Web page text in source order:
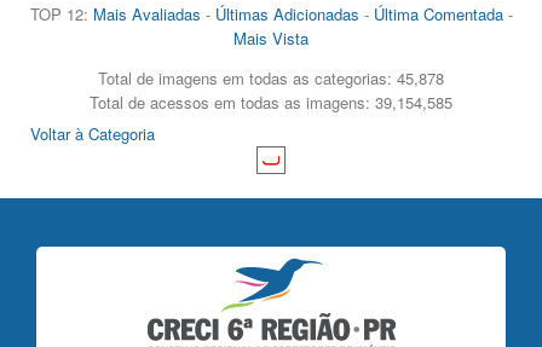
TOP 12: Mais Avaliadas - Últimas Adicionadas - Última Comentada-
Mais Vista
Total de imagens em todas as categorias: 45,878
Total de acessos em todas as imagens: 39,154,585
Voltar à Categoria